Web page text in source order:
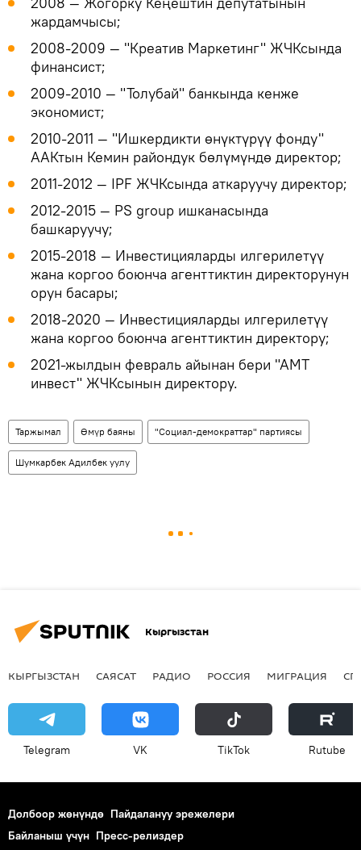
жардамчысы;
2008-2009 ― "Креатив Маркетинг" ЖЧКсында
финансист;
2009-2010 ― "Толубай" банкында кенже
экономист;
2010-2011 ― "Ишкердикти өнүктүрүү фонду"
ААКтын Кемин райондук бөлүмүндө директор;
2011-2012 ― IPF ЖЧКсында аткаруучу директор;
2012-2015 ― PS group ишканасында
башкаруучу;
2015-2018 ― Инвестицияларды илгерилетүү
жана коргоо боюнча агенттиктин директорунун
орун басары;
2018-2020 — Инвестицияларды илгерилетүү
жана коргоо боюнча агенттиктин директору;
2021-жылдын февраль айынан бери "АМТ
инвест" ЖЧКсынын директору.
Таржымал Өмүр баяны "Социал-демократтар" партиясы
Шумкарбек Адилбек уулу
Кыргызстан
КЫРГЫЗСТАН САЯСАТ РАДИО РОССИЯ МИГРАЦИЯ
Telegram VK ТikТоk Rutube
Долбоор жөнүндө Пайдалануу эрежелери
Байланыш үчүн Пресс-релиздер